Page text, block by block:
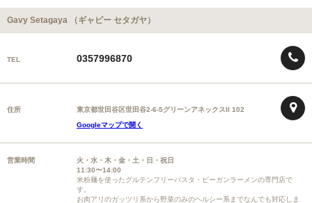
Gavy Setagaya （ギャビー セタガヤ）
TEL 0357996870
住所
東京都世田谷区世田谷2-6-5グリーンアネックスII 102
Googleマップで開く
営業時間
火・水・木・金・土・日・祝日
11:30〜14:00
米粉麺を使ったグルテンフリーパスタ・ビーガンラーメンの専門店で
す。
お肉アリのガッツリ系から野菜のみのヘルシー系までなんでも対応しま